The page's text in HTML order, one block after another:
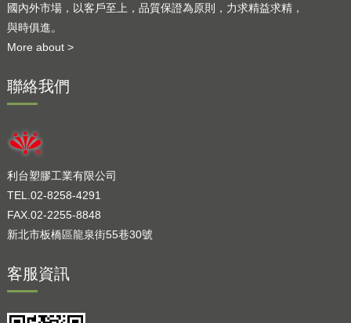
國內外市場，以客戶至上，品質保證為原則，力求精益求精，
與時俱進。
More about >
聯絡我們
利台塑膠工業有限公司
TEL.02-8258-4291
FAX.02-2255-8848
新北市板橋區龍泉街55巷30號
客服資訊